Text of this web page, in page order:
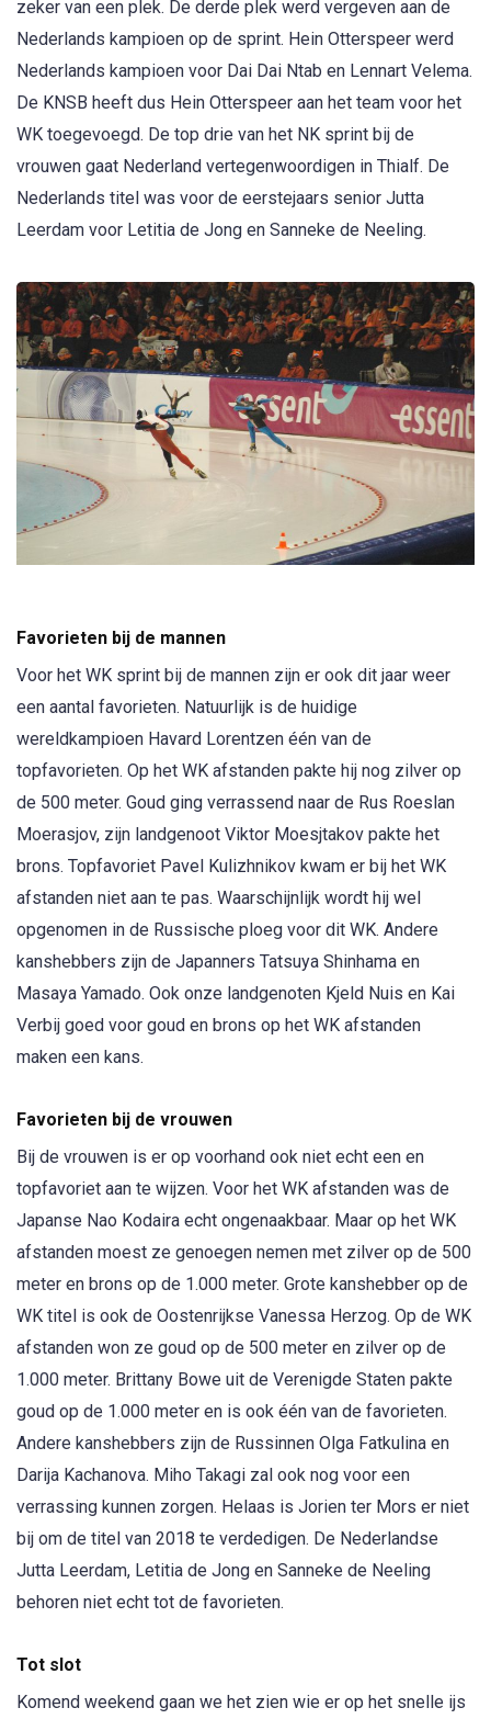
zeker van een plek. De derde plek werd vergeven aan de
Nederlands kampioen op de sprint. Hein Otterspeer werd
Nederlands kampioen voor Dai Dai Ntab en Lennart Velema.
De KNSB heeft dus Hein Otterspeer aan het team voor het
WK toegevoegd. De top drie van het NK sprint bij de
vrouwen gaat Nederland vertegenwoordigen in Thialf. De
Nederlands titel was voor de eerstejaars senior Jutta
Leerdam voor Letitia de Jong en Sanneke de Neeling.
Favorieten bij de mannen
Voor het WK sprint bij de mannen zijn er ook dit jaar weer
een aantal favorieten. Natuurlijk is de huidige
wereldkampioen Havard Lorentzen één van de
topfavorieten. Op het WK afstanden pakte hij nog zilver op
de 500 meter. Goud ging verrassend naar de Rus Roeslan
Moerasjov, zijn landgenoot Viktor Moesjtakov pakte het
brons. Topfavoriet Pavel Kulizhnikov kwam er bij het WK
afstanden niet aan te pas. Waarschijnlijk wordt hij wel
opgenomen in de Russische ploeg voor dit WK. Andere
kanshebbers zijn de Japanners Tatsuya Shinhama en
Masaya Yamado. Ook onze landgenoten Kjeld Nuis en Kai
Verbij goed voor goud en brons op het WK afstanden
maken een kans.
Favorieten bij de vrouwen
Bij de vrouwen is er op voorhand ook niet echt een en
topfavoriet aan te wijzen. Voor het WK afstanden was de
Japanse Nao Kodaira echt ongenaakbaar. Maar op het WK
afstanden moest ze genoegen nemen met zilver op de 500
meter en brons op de 1.000 meter. Grote kanshebber op de
WK titel is ook de Oostenrijkse Vanessa Herzog. Op de WK
afstanden won ze goud op de 500 meter en zilver op de
1.000 meter. Brittany Bowe uit de Verenigde Staten pakte
goud op de 1.000 meter en is ook één van de favorieten.
Andere kanshebbers zijn de Russinnen Olga Fatkulina en
Darija Kachanova. Miho Takagi zal ook nog voor een
verrassing kunnen zorgen. Helaas is Jorien ter Mors er niet
bij om de titel van 2018 te verdedigen. De Nederlandse
Jutta Leerdam, Letitia de Jong en Sanneke de Neeling
behoren niet echt tot de favorieten.
Tot slot
Komend weekend gaan we het zien wie er op het snelle ijs